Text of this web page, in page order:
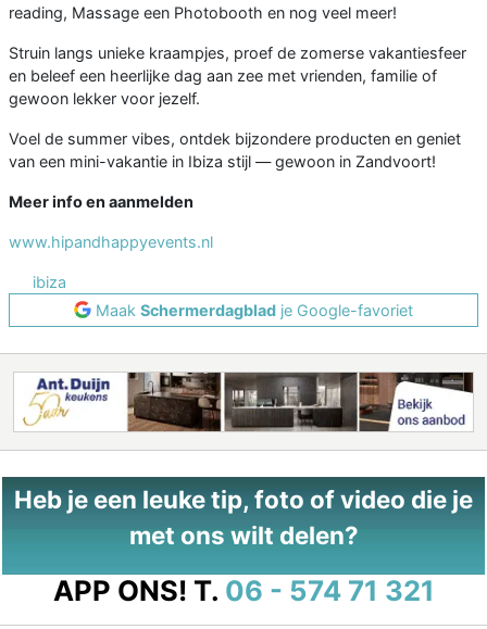
reading, Massage een Photobooth en nog veel meer!
Struin langs unieke kraampjes, proef de zomerse vakantiesfeer
en beleef een heerlijke dag aan zee met vrienden, familie of
gewoon lekker voor jezelf.
Voel de summer vibes, ontdek bijzondere producten en geniet
van een mini-vakantie in Ibiza stijl — gewoon in Zandvoort!
Meer info en aanmelden
www.hipandhappyevents.nl
ibiza
Maak Schermerdagblad je Google-favoriet
Heb je een leuke tip, foto of video die je
met ons wilt delen?
APP ONS! T. 06 - 574 71 321